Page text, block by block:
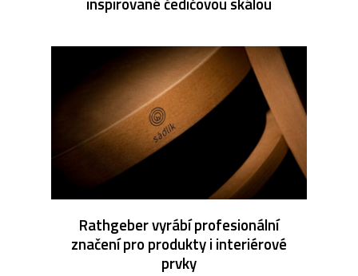
Rathgeber vyrábí profesionální
značení pro produkty i interiérové
prvky